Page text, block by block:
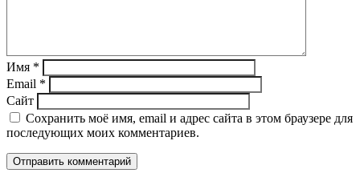
Имя *
Email *
Сайт
Сохранить моё имя, email и адрес сайта в этом браузере для
последующих моих комментариев.